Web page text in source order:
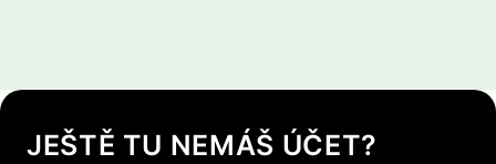
JEŠTĚ TU NEMÁŠ ÚČET?